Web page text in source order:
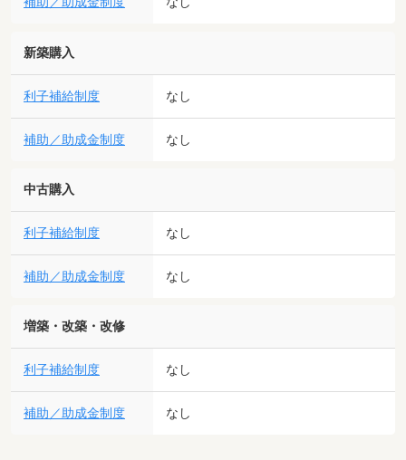
新築購入
利子補給制度 なし
補助／助成金制度 なし
中古購入
利子補給制度 なし
補助／助成金制度 なし
増築・改築・改修
利子補給制度 なし
補助／助成金制度 なし